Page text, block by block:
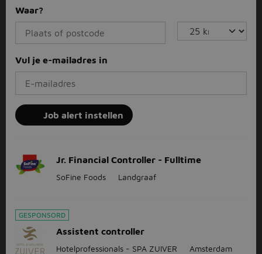
Waar?
Vul je e-mailadres in
Job alert instellen
Jr. Financial Controller - Fulltime
SoFine Foods Landgraaf
GESPONSORD
Assistent controller
Hotelprofessionals - SPA ZUIVER Amsterdam